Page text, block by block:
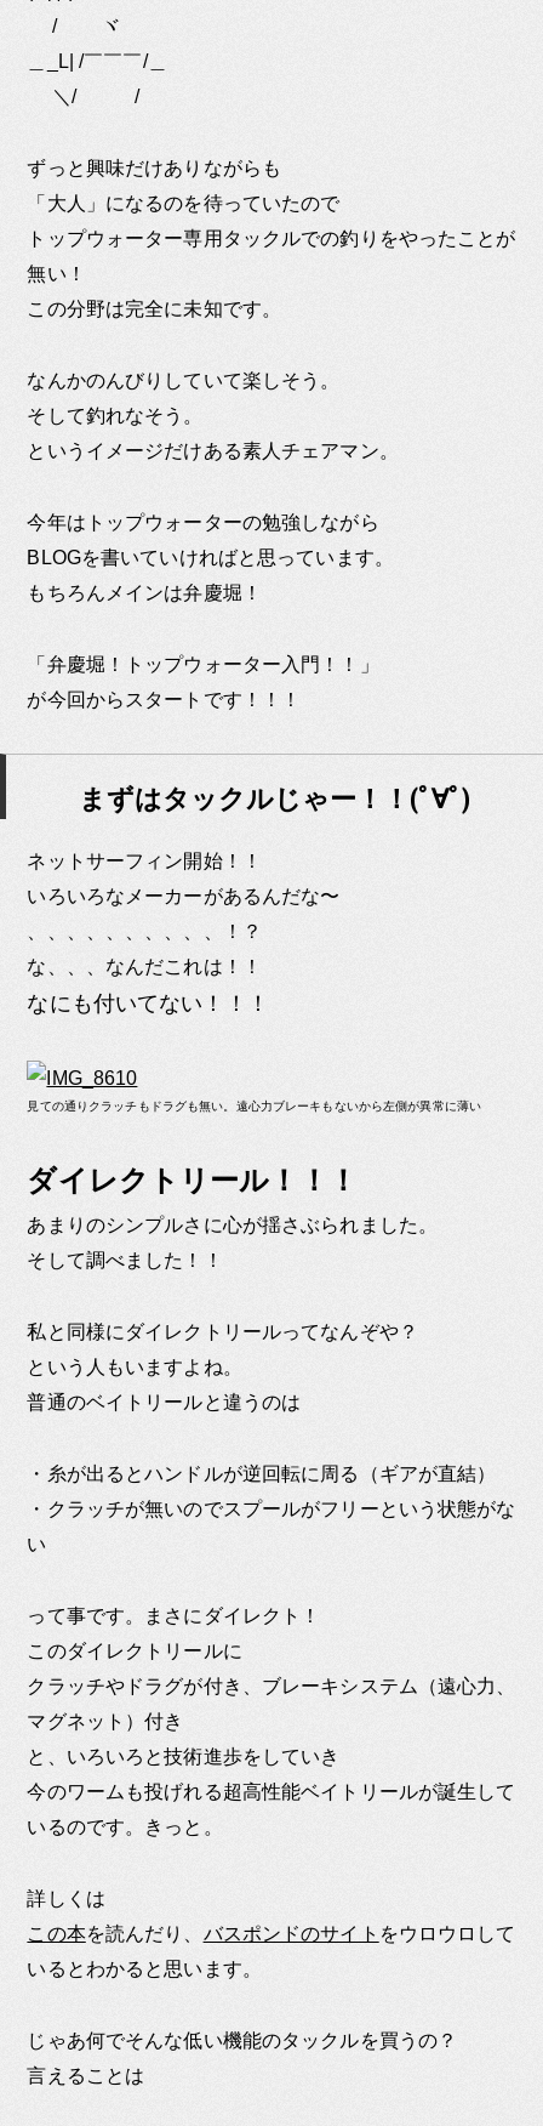
/ ヾ
＿_L| /￣￣￣/＿
＼/ /
ずっと興味だけありながらも
「大人」になるのを待っていたので
トップウォーター専用タックルでの釣りをやったことが
無い！
この分野は完全に未知です。
なんかのんびりしていて楽しそう。
そして釣れなそう。
というイメージだけある素人チェアマン。
今年はトップウォーターの勉強しながら
BLOGを書いていければと思っています。
もちろんメインは弁慶堀！
「弁慶堀！トップウォーター入門！！」
が今回からスタートです！！！
まずはタックルじゃー！！(ﾟ∀ﾟ)
ネットサーフィン開始！！
いろいろなメーカーがあるんだな〜
、、、、、、、、、、！？
な、、、なんだこれは！！
なにも付いてない！！！
見ての通りクラッチもドラグも無い。遠心力ブレーキもないから左側が異常に薄い
ダイレクトリール！！！
あまりのシンプルさに心が揺さぶられました。
そして調べました！！
私と同様にダイレクトリールってなんぞや？
という人もいますよね。
普通のベイトリールと違うのは
・糸が出るとハンドルが逆回転に周る（ギアが直結）
・クラッチが無いのでスプールがフリーという状態がな
い
って事です。まさにダイレクト！
このダイレクトリールに
クラッチやドラグが付き、ブレーキシステム（遠心力、
マグネット）付き
と、いろいろと技術進歩をしていき
今のワームも投げれる超高性能ベイトリールが誕生して
いるのです。きっと。
詳しくは
この本を読んだり、 バスポンドのサイト をウロウロして
いるとわかると思います。
じゃあ何でそんな低い機能のタックルを買うの？
言えることは